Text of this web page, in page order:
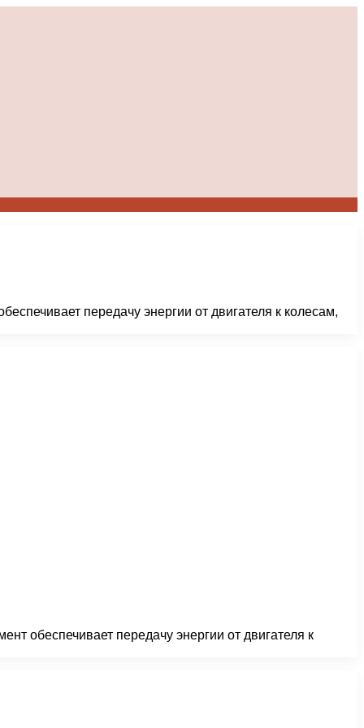
передачу энергии от двигателя к колесам,
обеспечивает передачу энергии от двигателя к